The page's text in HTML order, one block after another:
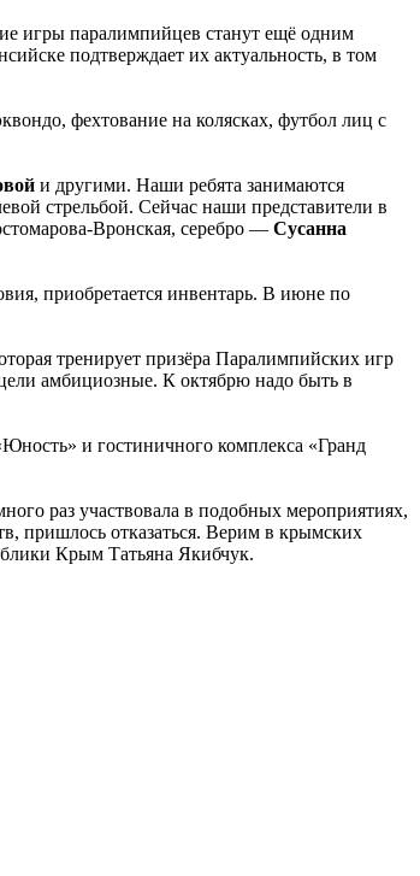
игры паралимпийцев станут ещё одним
подтверждает их актуальность, в том
фехтование на колясках, футбол лиц с
и другими. Наши ребята занимаются
стрельбой. Сейчас наши представители в
Вронская, серебро — Сусанна
приобретается инвентарь. В июне по
тренирует призёра Паралимпийских игр
амбициозные. К октябрю надо быть в
и гостиничного комплекса «Гранд
раз участвовала в подобных мероприятиях,
пришлось отказаться. Верим в крымских
Крым Татьяна Якибчук.